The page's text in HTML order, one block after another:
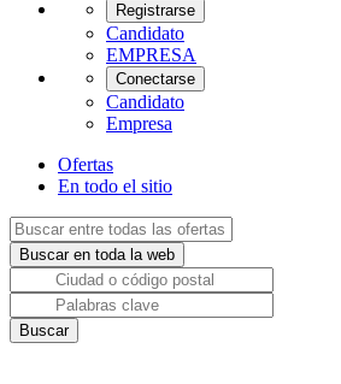
Registrarse
Candidato
EMPRESA
Conectarse
Candidato
Empresa
Ofertas
En todo el sitio